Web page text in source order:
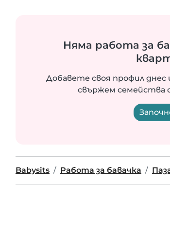
Няма работа за
Добавете своя профил
свържем семейства
Babysits Работа за бавачка